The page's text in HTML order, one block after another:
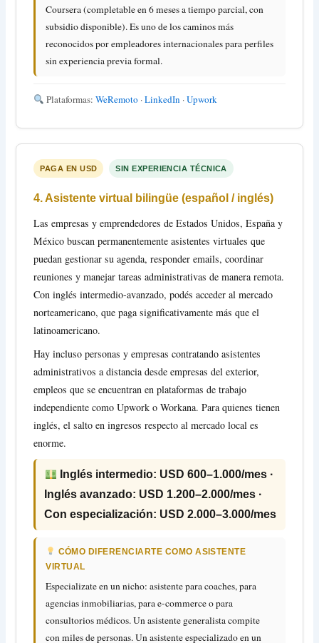
Coursera (completable en 6 meses a tiempo parcial, con
subsidio disponible). Es uno de los caminos más
reconocidos por empleadores internacionales para perfiles
sin experiencia previa formal.
Plataformas:WeRemoto ·LinkedIn ·Upwork
PAGA EN USD SIN EXPERIENCIA TÉCNICA
4. Asistente virtual bilingüe (español / inglés)
Las empresas y emprendedores de Estados Unidos, España y
México buscan permanentemente asistentes virtuales que
puedan gestionar su agenda, responder emails, coordinar
reuniones y manejar tareas administrativas de manera remota.
Con inglés intermedio-avanzado, podés acceder al mercado
norteamericano, que paga significativamente más que el
latinoamericano.
Hay incluso personas y empresas contratando asistentes
administrativos a distancia desde empresas del exterior,
empleos que se encuentran en plataformas de trabajo
independiente como Upwork o Workana. Para quienes tienen
inglés, el salto en ingresos respecto al mercado local es
enorme.
Inglés intermedio: USD 600–1.000/mes ·
Inglés avanzado: USD 1.200–2.000/mes ·
Con especialización: USD 2.000–3.000/mes
CÓMO DIFERENCIARTE COMO ASISTENTE
VIRTUAL
Especializate en un nicho: asistente para coaches, para
agencias inmobiliarias, para e-commerce o para
consultorios médicos. Un asistente generalista compite
con miles de personas. Un asistente especializado en un